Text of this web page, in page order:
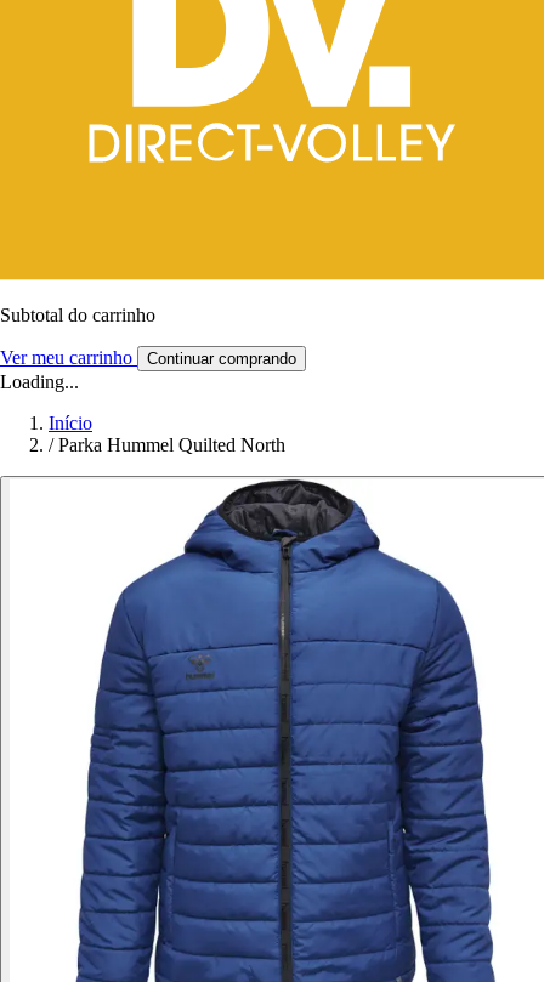
Subtotal do carrinho
Ver meu carrinho Continuar comprando
Loading...
Início
/ Parka Hummel Quilted North